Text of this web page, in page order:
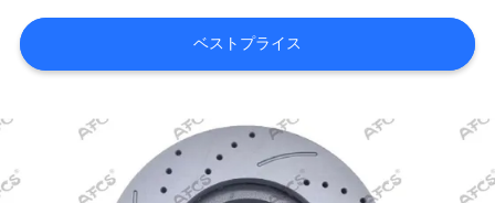
工
場
ベストプライス